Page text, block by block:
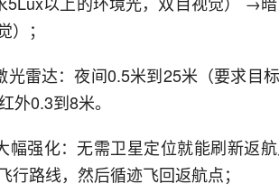
；
光雷达：夜间0.5米到25米（要求目
外0.3到8米。
幅强化：无需卫星定位就能刷新返
行路线，然后循迹飞回返航点；